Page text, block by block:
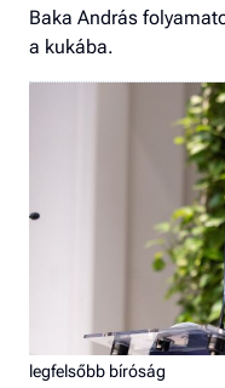
Baka András
a kukába.
legfelsőbb bíróság